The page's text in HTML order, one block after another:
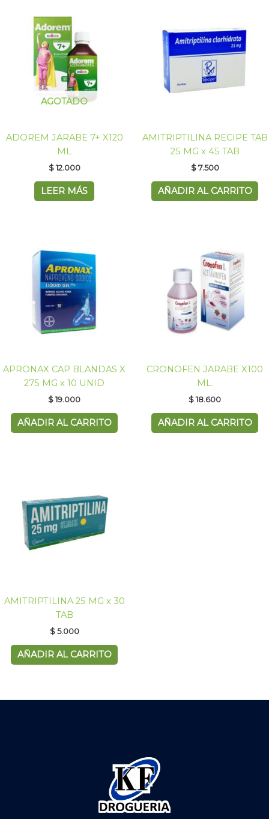
AGOTADO
ADOREM JARABE 7+ X120
ML
$12.000
LEER MÁS
AMITRIPTILINA RECIPE TAB
25 MG x 45 TAB
$7.500
AÑADIR AL CARRITO
APRONAX CAP BLANDAS X
275 MG x 10 UNID
$19.000
AÑADIR AL CARRITO
CRONOFEN JARABE X100
ML.
$18.600
AÑADIR AL CARRITO
AMITRIPTILINA 25 MG x 30
TAB
$5.000
AÑADIR AL CARRITO